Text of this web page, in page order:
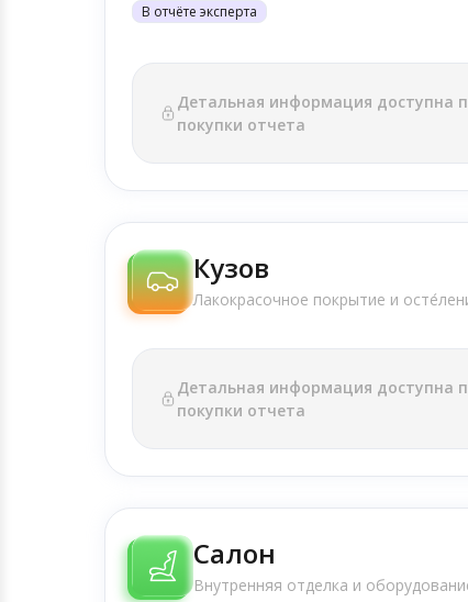
В отчёте эксперта
Детальная информация доступна
покупки отчета
Кузов
Лакокрасочное покрытие и
Детальная информация доступна
покупки отчета
Салон
Внутренняя отделка и